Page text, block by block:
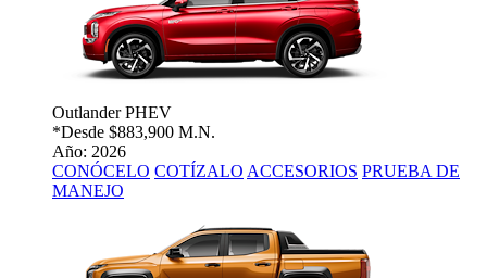
Outlander PHEV
*Desde $883,900 M.N.
Año: 2026
CONÓCELO COTÍZALO ACCESORIOS PRUEBA DE
MANEJO